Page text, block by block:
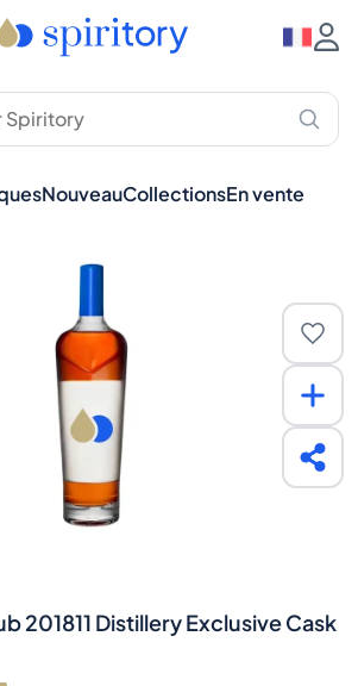
NouveauCollectionsEn vente
201811 Distillery Exclusive Cask